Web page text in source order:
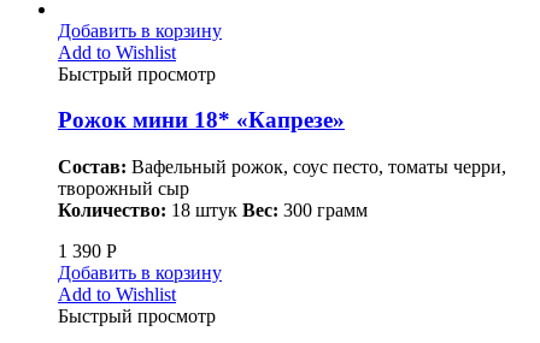
Добавить в корзину
Add to Wishlist
Быстрый просмотр
Рожок мини 18* «Капрезе»
Состав: Вафельный рожок, соус песто, томаты черри,
творожный сыр
Количество: 18 штук Вес: 300 грамм
1 390 Р
Добавить в корзину
Add to Wishlist
Быстрый просмотр